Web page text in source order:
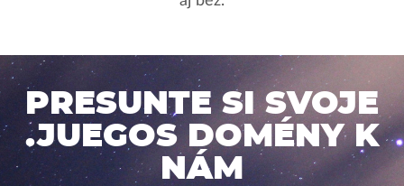
PRESUNTE SI SVOJE
.JUEGOS DOMÉNY K
NÁM